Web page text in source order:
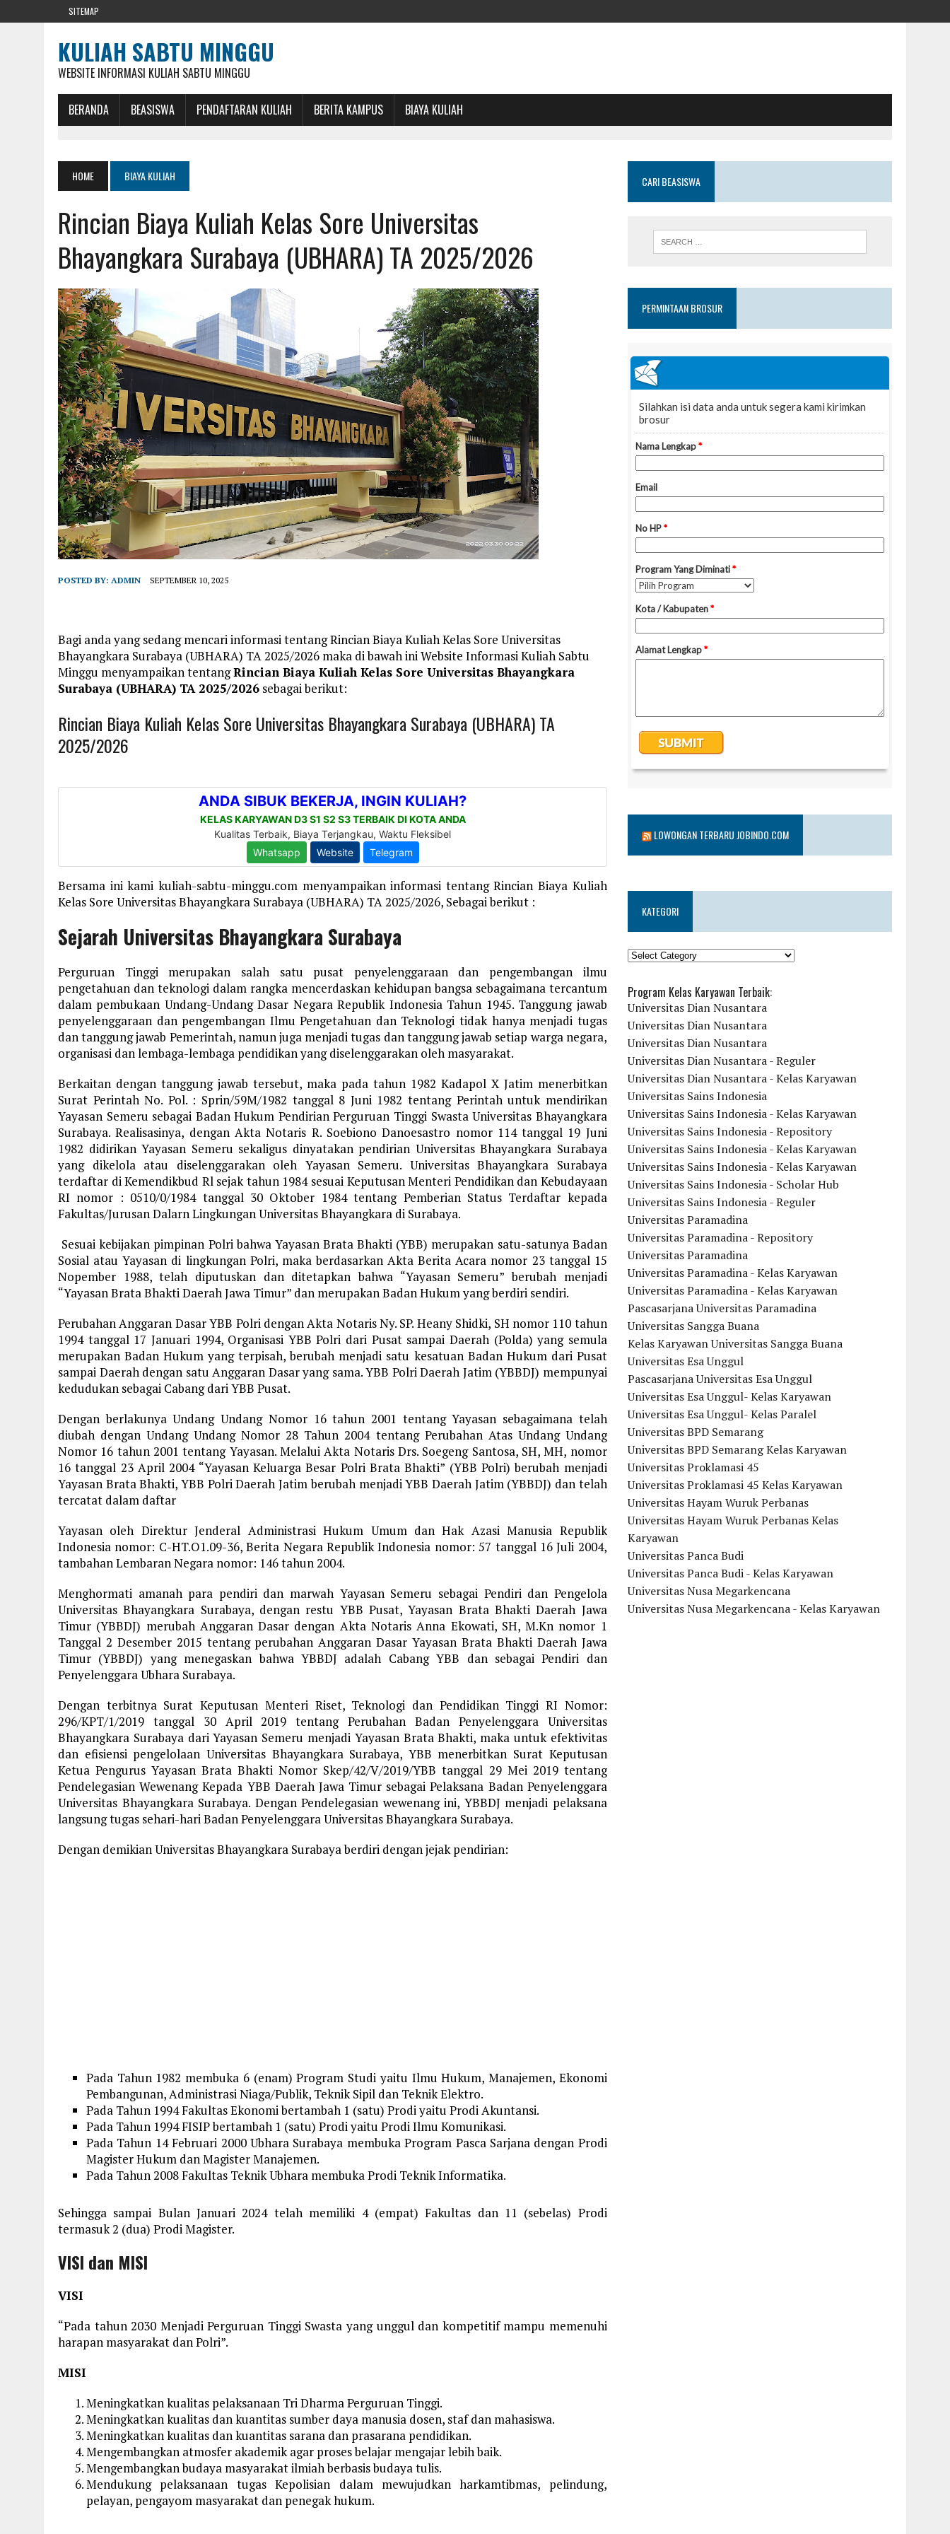
SITEMAP
KULIAH SABTU MINGGU
WEBSITE INFORMASI KULIAH SABTU MINGGU
BERANDA BEASISWA PENDAFTARAN KULIAH BERITA KAMPUS BIAYA KULIAH
HOME BIAYA KULIAH
Rincian Biaya Kuliah Kelas Sore Universitas
Bhayangkara Surabaya (UBHARA) TA 2025/2026
POSTED BY: ADMIN SEPTEMBER 10, 2025
Bagi anda yang sedang mencari informasi tentang Rincian Biaya Kuliah Kelas Sore Universitas
Bhayangkara Surabaya (UBHARA) TA 2025/2026 maka di bawah ini Website Informasi Kuliah Sabtu
Minggu menyampaikan tentangRincian Biaya Kuliah Kelas Sore Universitas Bhayangkara
Surabaya (UBHARA) TA 2025/2026 sebagai berikut:
Rincian Biaya Kuliah Kelas Sore Universitas Bhayangkara Surabaya (UBHARA) TA
2025/2026
Bersama ini kami kuliah-sabtu-minggu.com menyampaikan informasi tentang Rincian Biaya Kuliah
Kelas Sore Universitas Bhayangkara Surabaya (UBHARA) TA 2025/2026, Sebagai berikut :
Sejarah Universitas Bhayangkara Surabaya
Perguruan Tinggi merupakan salah satu pusat penyelenggaraan dan pengembangan ilmu
pengetahuan dan teknologi dalam rangka mencerdaskan kehidupan bangsa sebagaimana tercantum
dalam pembukaan Undang-Undang Dasar Negara Republik Indonesia Tahun 1945. Tanggung jawab
penyelenggaraan dan pengembangan Ilmu Pengetahuan dan Teknologi tidak hanya menjadi tugas
dan tanggung jawab Pemerintah, namun juga menjadi tugas dan tanggung jawab setiap warga negara,
organisasi dan lembaga-lembaga pendidikan yang diselenggarakan oleh masyarakat.
Berkaitan dengan tanggung jawab tersebut, maka pada tahun 1982 Kadapol X Jatim menerbitkan
Surat Perintah No. Pol. : Sprin/59M/1982 tanggal 8 Juni 1982 tentang Perintah untuk mendirikan
Yayasan Semeru sebagai Badan Hukum Pendirian Perguruan Tinggi Swasta Universitas Bhayangkara
Surabaya. Realisasinya, dengan Akta Notaris R. Soebiono Danoesastro nomor 114 tanggal 19 Juni
1982 didirikan Yayasan Semeru sekaligus dinyatakan pendirian Universitas Bhayangkara Surabaya
yang dikelola atau diselenggarakan oleh Yayasan Semeru. Universitas Bhayangkara Surabaya
terdaftar di Kemendikbud Rl sejak tahun 1984 sesuai Keputusan Menteri Pendidikan dan Kebudayaan
RI nomor : 0510/0/1984 tanggal 30 Oktober 1984 tentang Pemberian Status Terdaftar kepada
Fakultas/Jurusan Dalarn Lingkungan Universitas Bhayangkara di Surabaya.
Sesuai kebijakan pimpinan Polri bahwa Yayasan Brata Bhakti (YBB) merupakan satu-satunya Badan
Sosial atau Yayasan di lingkungan Polri, maka berdasarkan Akta Berita Acara nomor 23 tanggal 15
Nopember 1988, telah diputuskan dan ditetapkan bahwa “Yayasan Semeru” berubah menjadi
“Yayasan Brata Bhakti Daerah Jawa Timur” dan merupakan Badan Hukum yang berdiri sendiri.
Perubahan Anggaran Dasar YBB Polri dengan Akta Notaris Ny. SP. Heany Shidki, SH nomor 110 tahun
1994 tanggal 17 Januari 1994, Organisasi YBB Polri dari Pusat sampai Daerah (Polda) yang semula
merupakan Badan Hukum yang terpisah, berubah menjadi satu kesatuan Badan Hukum dari Pusat
sampai Daerah dengan satu Anggaran Dasar yang sama. YBB Polri Daerah Jatim (YBBDJ) mempunyai
kedudukan sebagai Cabang dari YBB Pusat.
Dengan berlakunya Undang Undang Nomor 16 tahun 2001 tentang Yayasan sebagaimana telah
diubah dengan Undang Undang Nomor 28 Tahun 2004 tentang Perubahan Atas Undang Undang
Nomor 16 tahun 2001 tentang Yayasan. Melalui Akta Notaris Drs. Soegeng Santosa, SH, MH, nomor
16 tanggal 23 April 2004 “Yayasan Keluarga Besar Polri Brata Bhakti” (YBB Polri) berubah menjadi
Yayasan Brata Bhakti, YBB Polri Daerah Jatim berubah menjadi YBB Daerah Jatim (YBBDJ) dan telah
tercatat dalam daftar
Yayasan oleh Direktur Jenderal Administrasi Hukum Umum dan Hak Azasi Manusia Republik
Indonesia nomor: C-HT.O1.09-36, Berita Negara Republik Indonesia nomor: 57 tanggal 16 Juli 2004,
tambahan Lembaran Negara nomor: 146 tahun 2004.
Menghormati amanah para pendiri dan marwah Yayasan Semeru sebagai Pendiri dan Pengelola
Universitas Bhayangkara Surabaya, dengan restu YBB Pusat, Yayasan Brata Bhakti Daerah Jawa
Timur (YBBDJ) merubah Anggaran Dasar dengan Akta Notaris Anna Ekowati, SH, M.Kn nomor 1
Tanggal 2 Desember 2015 tentang perubahan Anggaran Dasar Yayasan Brata Bhakti Daerah Jawa
Timur (YBBDJ) yang menegaskan bahwa YBBDJ adalah Cabang YBB dan sebagai Pendiri dan
Penyelenggara Ubhara Surabaya.
Dengan terbitnya Surat Keputusan Menteri Riset, Teknologi dan Pendidikan Tinggi RI Nomor:
296/KPT/1/2019 tanggal 30 April 2019 tentang Perubahan Badan Penyelenggara Universitas
Bhayangkara Surabaya dari Yayasan Semeru menjadi Yayasan Brata Bhakti, maka untuk efektivitas
dan efisiensi pengelolaan Universitas Bhayangkara Surabaya, YBB menerbitkan Surat Keputusan
Ketua Pengurus Yayasan Brata Bhakti Nomor Skep/42/V/2019/YBB tanggal 29 Mei 2019 tentang
Pendelegasian Wewenang Kepada YBB Daerah Jawa Timur sebagai Pelaksana Badan Penyelenggara
Universitas Bhayangkara Surabaya. Dengan Pendelegasian wewenang ini, YBBDJ menjadi pelaksana
langsung tugas sehari-hari Badan Penyelenggara Universitas Bhayangkara Surabaya.
Dengan demikian Universitas Bhayangkara Surabaya berdiri dengan jejak pendirian:
Pada Tahun 1982 membuka 6 (enam) Program Studi yaitu Ilmu Hukum, Manajemen, Ekonomi
Pembangunan, Administrasi Niaga/Publik, Teknik Sipil dan Teknik Elektro.
Pada Tahun 1994 Fakultas Ekonomi bertambah 1 (satu) Prodi yaitu Prodi Akuntansi.
Pada Tahun 1994 FISIP bertambah 1 (satu) Prodi yaitu Prodi Ilmu Komunikasi.
Pada Tahun 14 Februari 2000 Ubhara Surabaya membuka Program Pasca Sarjana dengan Prodi
Magister Hukum dan Magister Manajemen.
Pada Tahun 2008 Fakultas Teknik Ubhara membuka Prodi Teknik Informatika.
Sehingga sampai Bulan Januari 2024 telah memiliki 4 (empat) Fakultas dan 11 (sebelas) Prodi
termasuk 2 (dua) Prodi Magister.
VISI dan MISI
VISI
“Pada tahun 2030 Menjadi Perguruan Tinggi Swasta yang unggul dan kompetitif mampu memenuhi
harapan masyarakat dan Polri”.
MISI
Meningkatkan kualitas pelaksanaan Tri Dharma Perguruan Tinggi.
Meningkatkan kualitas dan kuantitas sumber daya manusia dosen, staf dan mahasiswa.
Meningkatkan kualitas dan kuantitas sarana dan prasarana pendidikan.
Mengembangkan atmosfer akademik agar proses belajar mengajar lebih baik.
Mengembangkan budaya masyarakat ilmiah berbasis budaya tulis.
Mendukung pelaksanaan tugas Kepolisian dalam mewujudkan harkamtibmas, pelindung,
pelayan, pengayom masyarakat dan penegak hukum.
CARI BEASISWA
PERMINTAAN BROSUR
LOWONGAN TERBARU JOBINDO.COM
KATEGORI
KATEGORI
Program Kelas Karyawan Terbaik:
Universitas Dian Nusantara
Universitas Dian Nusantara
Universitas Dian Nusantara
Universitas Dian Nusantara - Reguler
Universitas Dian Nusantara - Kelas Karyawan
Universitas Sains Indonesia
Universitas Sains Indonesia - Kelas Karyawan
Universitas Sains Indonesia - Repository
Universitas Sains Indonesia - Kelas Karyawan
Universitas Sains Indonesia - Kelas Karyawan
Universitas Sains Indonesia - Scholar Hub
Universitas Sains Indonesia - Reguler
Universitas Paramadina
Universitas Paramadina - Repository
Universitas Paramadina
Universitas Paramadina - Kelas Karyawan
Universitas Paramadina - Kelas Karyawan
Pascasarjana Universitas Paramadina
Universitas Sangga Buana
Kelas Karyawan Universitas Sangga Buana
Universitas Esa Unggul
Pascasarjana Universitas Esa Unggul
Universitas Esa Unggul- Kelas Karyawan
Universitas Esa Unggul- Kelas Paralel
Universitas BPD Semarang
Universitas BPD Semarang Kelas Karyawan
Universitas Proklamasi 45
Universitas Proklamasi 45 Kelas Karyawan
Universitas Hayam Wuruk Perbanas
Universitas Hayam Wuruk Perbanas Kelas
Karyawan
Universitas Panca Budi
Universitas Panca Budi - Kelas Karyawan
Universitas Nusa Megarkencana
Universitas Nusa Megarkencana - Kelas Karyawan